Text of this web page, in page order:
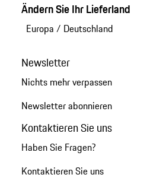
Ändern Sie Ihr Lieferland
Europa / Deutschland
Newsletter
Nichts mehr verpassen
Newsletter abonnieren
Kontaktieren Sie uns
Haben Sie Fragen?
Kontaktieren Sie uns